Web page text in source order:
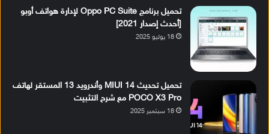
تحميل برنامج Oppo PC Suite لإدارة هواتف أوبو
[أحدث إصدار 2021]
18 يوليو 2025
تحميل تحديث MIUI 14 وأندرويد 13 المستقر لهاتف
POCO X3 Pro مع شرح التثبيت
18 سبتمبر 2025